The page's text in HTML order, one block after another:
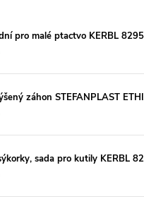
pro malé ptactvo KERBL
záhon STEFANPLAST
sada pro kutily KERBL